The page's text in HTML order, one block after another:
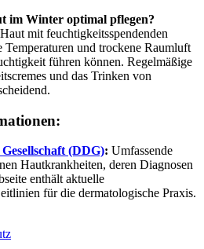
im Winter optimal pflegen?
mit feuchtigkeitsspendenden
Temperaturen und trockene Raumluft
führen können. Regelmäßige
und das Trinken von
(DDG): Umfassende
Hautkrankheiten, deren Diagnosen
enthält aktuelle
für die dermatologische Praxis.